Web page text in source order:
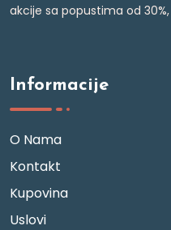
akcije sa popustima od 30%,
Informacije
O Nama
Kontakt
Kupovina
Uslovi